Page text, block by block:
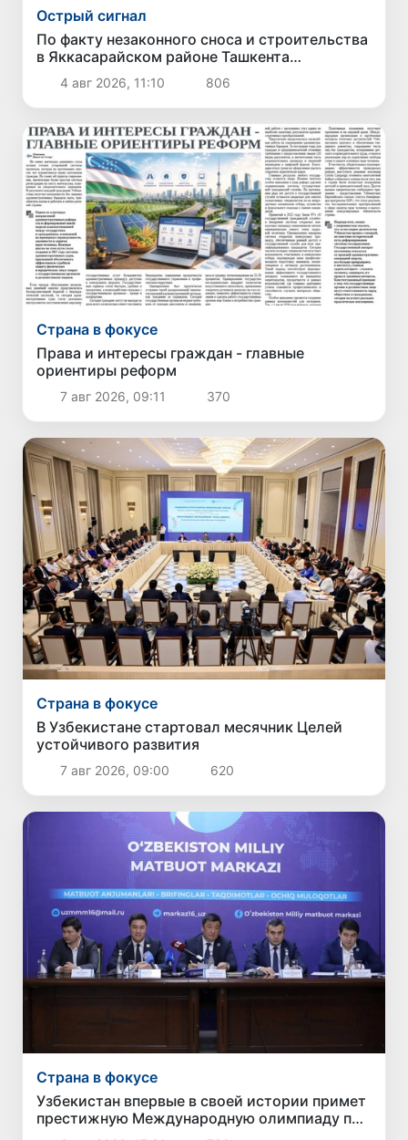
Острый сигнал
По факту незаконного сноса и строительства
в Яккасарайском районе Ташкента
возбуждено уголовное дело
4 авг 2026, 11:10 806
Страна в фокусе
Права и интересы граждан - главные
ориентиры реформ
7 авг 2026, 09:11 370
Страна в фокусе
В Узбекистане стартовал месячник Целей
устойчивого развития
7 авг 2026, 09:00 620
Страна в фокусе
Узбекистан впервые в своей истории примет
престижную Международную олимпиаду по
информатике IOI 2026